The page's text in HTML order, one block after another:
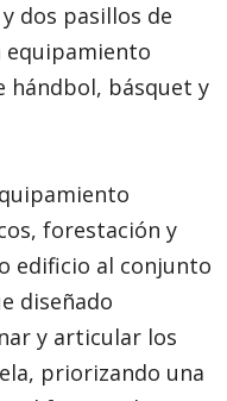
dos pasillos de
equipamiento
hándbol, básquet y
forestación y
edificio al conjunto
diseñado
y articular los
priorizando una